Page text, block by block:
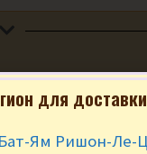
для доставки
Ям Ришон-Ле-